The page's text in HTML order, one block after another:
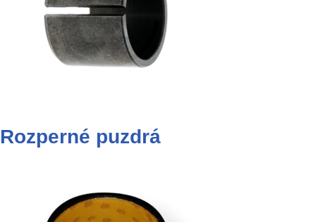
Rozperné puzdrá